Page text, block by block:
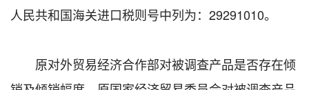
人民共和国海关进口税则号中列为：29291010。
原对外贸易经济合作部对被调查产品是否存在倾